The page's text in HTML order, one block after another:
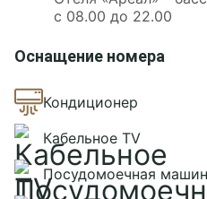
с 08.00 до 22.00
Оснащение номера
Кондиционер
Кабельное TV
Посудомоечная